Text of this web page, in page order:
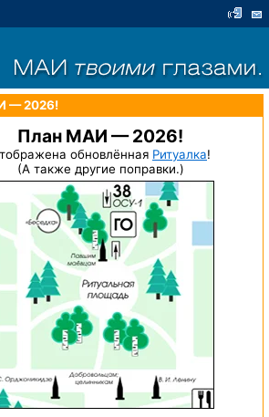
— 2026!
План МАИ — 2026!
обновлённая Ритуалка!
(А также другие поправки.)